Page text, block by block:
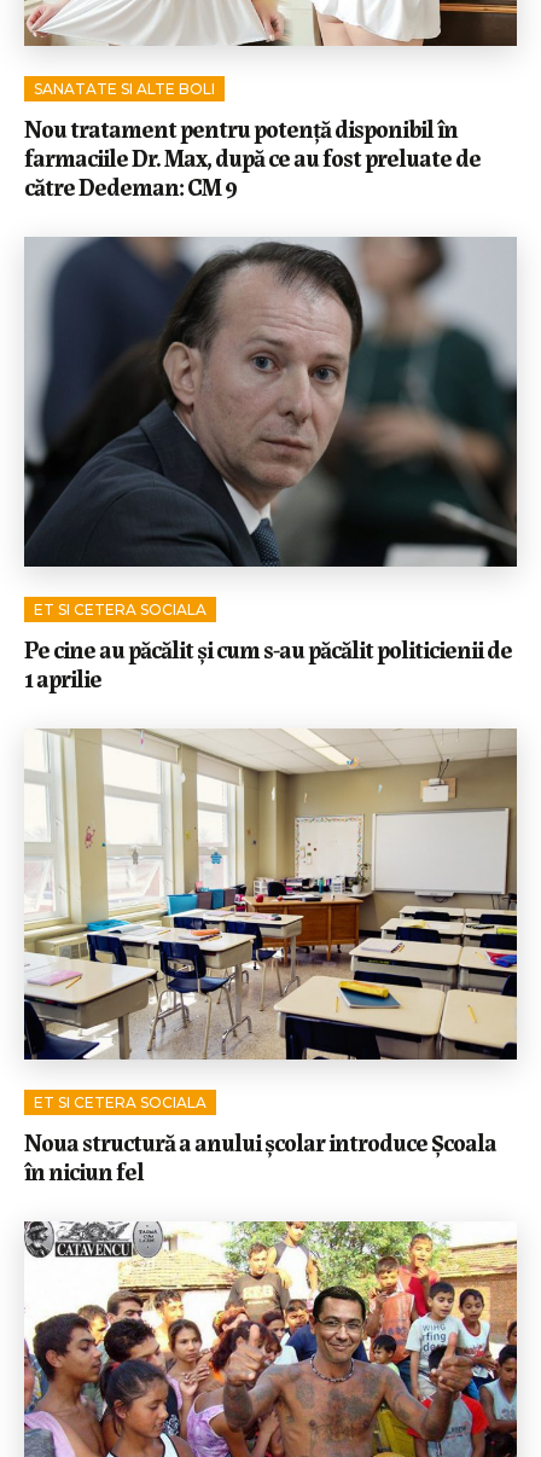
SANATATE SI ALTE BOLI
Nou tratament pentru potență disponibil în
farmaciile Dr. Max, după ce au fost preluate de
către Dedeman: CM 9
ET SI CETERA SOCIALA
Pe cine au păcălit și cum s-au păcălit politicienii de
1 aprilie
ET SI CETERA SOCIALA
Noua structură a anului școlar introduce Școala
în niciun fel